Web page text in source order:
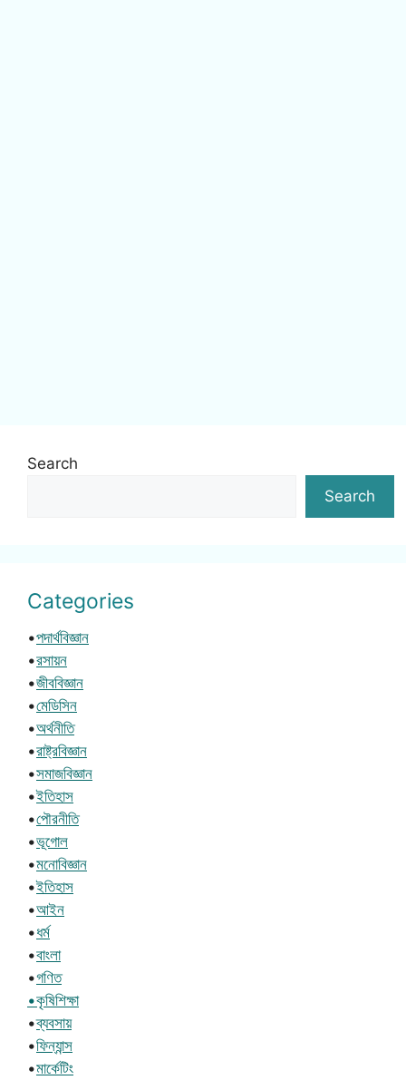
Search
Search
Categories
•পদার্থবিজ্ঞান
•রসায়ন
•জীববিজ্ঞান
•মেডিসিন
•অর্থনীতি
•রাষ্ট্রবিজ্ঞান
•সমাজবিজ্ঞান
•ইতিহাস
•পৌরনীতি
•ভূগোল
•মনোবিজ্ঞান
•ইতিহাস
•আইন
•ধর্ম
•বাংলা
•গণিত
•কৃষিশিক্ষা
•ব্যবসায়
•ফিন্যান্স
•মার্কেটিং